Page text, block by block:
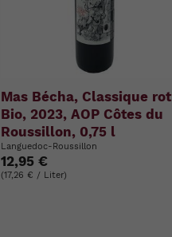
Mas Bécha, Classique rot
Bio, 2023, AOP Côtes du
Roussillon, 0,75 l
Languedoc-Roussillon
12,95 €
(17,26 € / Liter)